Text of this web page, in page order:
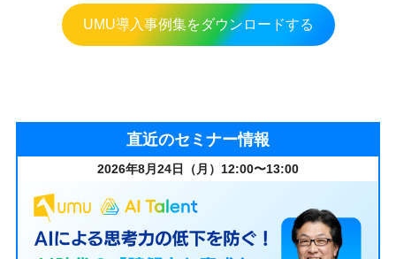
UMU導入事例集をダウンロードする
直近のセミナー情報
2026年8月24日（月）12:00〜13:00